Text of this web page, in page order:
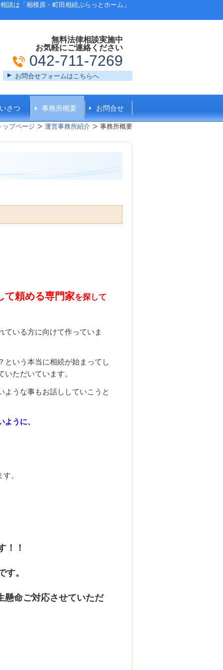
談は「相模原・町田相続ぷらっとホーム」
無料法律相談実施中
お気軽にご連絡ください
042-711-7269
お問合せフォームはこちらへ
さつ 事務所概要 お問合せ
ップページ 運営事務所紹介 事務所概要
て頼める専門家を探して
いる方に向けて作っていま
いう本当に相続が始まってし
ただいています。
うな事もお話ししていこうと
うに、
。
！！
。
命ご対応させていただ